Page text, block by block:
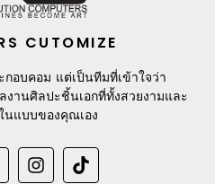
CUTOMIZE
กอบคอม แต่เป็นทีมที่เข้าใจว่า
านศิลปะชิ้นเอกที่ทั้งสวยงามและ
นแบบของคุณเอง